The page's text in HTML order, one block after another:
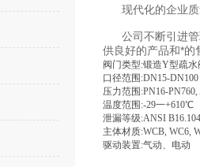
现代化的企业质
公司不断引进管
供良好的产品和*的
阀门类型:锻造Y型疏
口径范围:DN15-DN100
压力范围:PN16-
温度范围:-29一+610℃
泄漏等级:ANSI
主体材质:WCB, WC6,
驱动装置:气动、电动